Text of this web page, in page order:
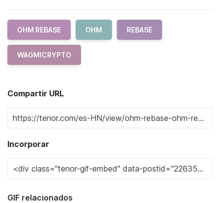
OHM REBASE OHM REBASE
WAGMICRYPTO
Compartir URL
Incorporar
GIF relacionados